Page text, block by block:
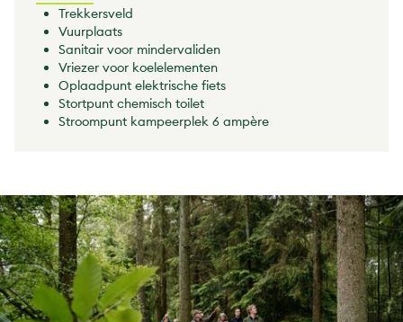
Trekkersveld
Vuurplaats
Sanitair voor mindervaliden
Vriezer voor koelelementen
Oplaadpunt elektrische fiets
Stortpunt chemisch toilet
Stroompunt kampeerplek 6 ampère